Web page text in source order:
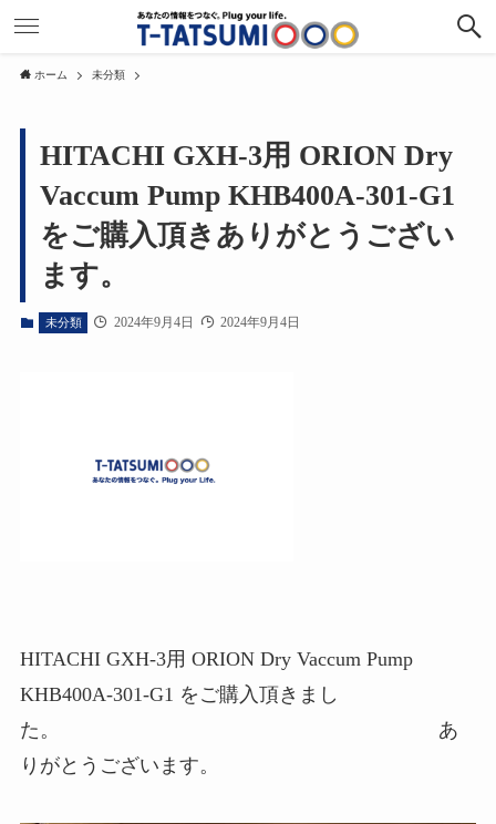
ホーム 未分類
HITACHI GXH-3用 ORION Dry
Vaccum Pump KHB400A-301-G1
をご購入頂きありがとうござい
ます。
未分類 2024年9月4日 2024年9月4日
HITACHI GXH-3用 ORION Dry Vaccum Pump
KHB400A-301-G1 をご購入頂きまし
た。 あ
りがとうございます。